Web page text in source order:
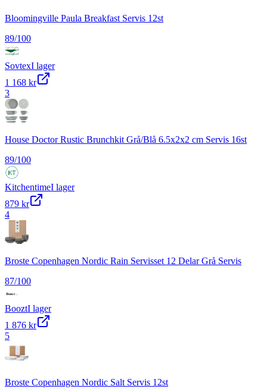
Bloomingville Paula Breakfast Servis 12st
89/100
SovtexI lager
1 168 kr
3
House Doctor Rustic Brunchkit Grå/Blå 6.5x2x2 cm Servis 16st
89/100
KitchentimeI lager
879 kr
4
Broste Copenhagen Nordic Rain Servisset 12 Delar Grå Servis
87/100
BooztI lager
1 876 kr
5
Broste Copenhagen Nordic Salt Servis 12st